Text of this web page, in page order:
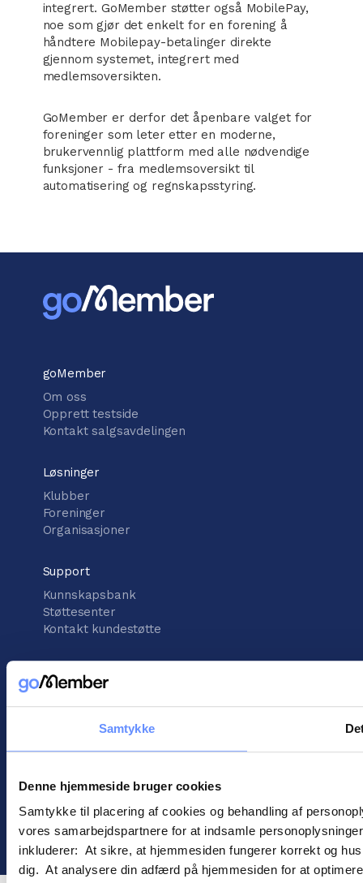
Samtykke
Denne hjemmeside bruger cookies
Samtykke til placering af cookies og behandling af
vores samarbejdspartnere for at indsamle
inkluderer: At sikre, at hjemmesiden fungerer korrekt og
dig. At analysere din adfærd på hjemmesiden for at
integrert. GoMember støtter også MobilePay,
noe som gjør det enkelt for en forening å
håndtere Mobilepay-betalinger direkte
gjennom systemet, integrert med
medlemsoversikten.
GoMember er derfor det åpenbare valget for
foreninger som leter etter en moderne,
brukervennlig plattform med alle nødvendige
funksjoner - fra medlemsoversikt til
automatisering og regnskapsstyring.
goMember
Om oss
Opprett testside
Kontakt salgsavdelingen
Løsninger
Klubber
Foreninger
Organisasjoner
Support
Kunnskapsbank
Støttesenter
Kontakt kundestøtte
Vilkår for handel
Informasjonskapsler
Personopplysningspolitikk
! ©2026Gomember